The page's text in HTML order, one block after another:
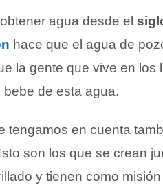
agua desde el
hace que el agua de
la gente que vive en
de esta agua.
tengamos en cuenta
son los que se crean
y tienen como